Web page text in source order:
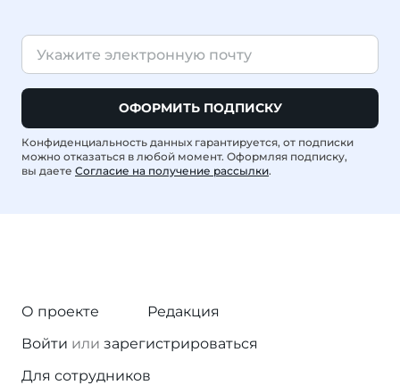
ОФОРМИТЬ ПОДПИСКУ
Конфиденциальность данных гарантируется, от подписки
можно отказаться в любой момент. Оформляя подписку,
вы даете Согласие на получение рассылки.
О проекте
Редакция
Войти или зарегистрироваться
Для сотрудников